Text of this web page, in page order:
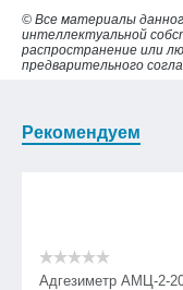
© Все материалы
интеллектуальной
распространение или
предварительного
Рекомендуем
Адгезиметр АМЦ-2-